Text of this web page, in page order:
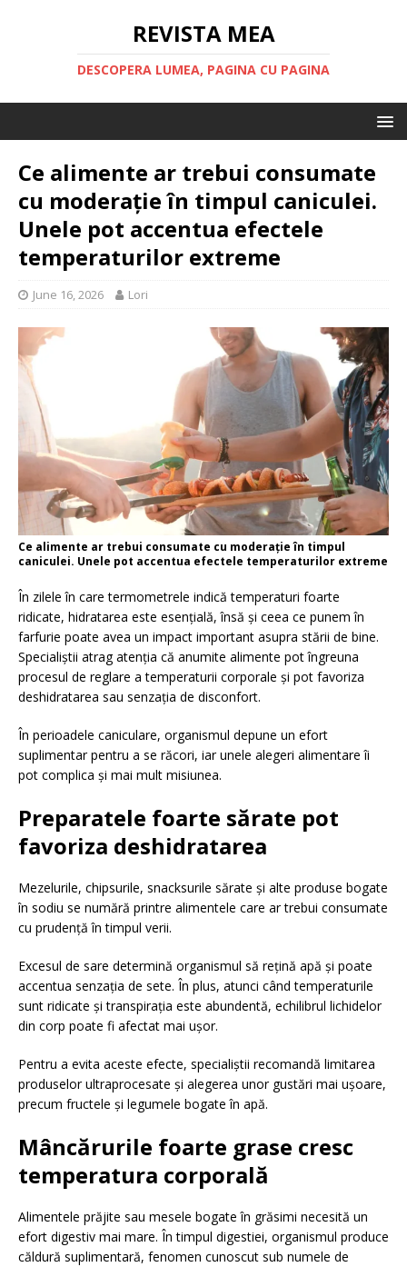
REVISTA MEA
DESCOPERA LUMEA, PAGINA CU PAGINA
Ce alimente ar trebui consumate
cu moderație în timpul caniculei.
Unele pot accentua efectele
temperaturilor extreme
June 16, 2026 Lori
Ce alimente ar trebui consumate cu moderație în timpul
caniculei. Unele pot accentua efectele temperaturilor extreme
În zilele în care termometrele indică temperaturi foarte
ridicate, hidratarea este esențială, însă și ceea ce punem în
farfurie poate avea un impact important asupra stării de bine.
Specialiștii atrag atenția că anumite alimente pot îngreuna
procesul de reglare a temperaturii corporale și pot favoriza
deshidratarea sau senzația de disconfort.
În perioadele caniculare, organismul depune un efort
suplimentar pentru a se răcori, iar unele alegeri alimentare îi
pot complica și mai mult misiunea.
Preparatele foarte sărate pot
favoriza deshidratarea
Mezelurile, chipsurile, snacksurile sărate și alte produse bogate
în sodiu se numără printre alimentele care ar trebui consumate
cu prudență în timpul verii.
Excesul de sare determină organismul să rețină apă și poate
accentua senzația de sete. În plus, atunci când temperaturile
sunt ridicate și transpirația este abundentă, echilibrul lichidelor
din corp poate fi afectat mai ușor.
Pentru a evita aceste efecte, specialiștii recomandă limitarea
produselor ultraprocesate și alegerea unor gustări mai ușoare,
precum fructele și legumele bogate în apă.
Mâncărurile foarte grase cresc
temperatura corporală
Alimentele prăjite sau mesele bogate în grăsimi necesită un
efort digestiv mai mare. În timpul digestiei, organismul produce
căldură suplimentară, fenomen cunoscut sub numele de